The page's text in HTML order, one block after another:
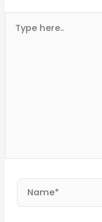
here..
Name*